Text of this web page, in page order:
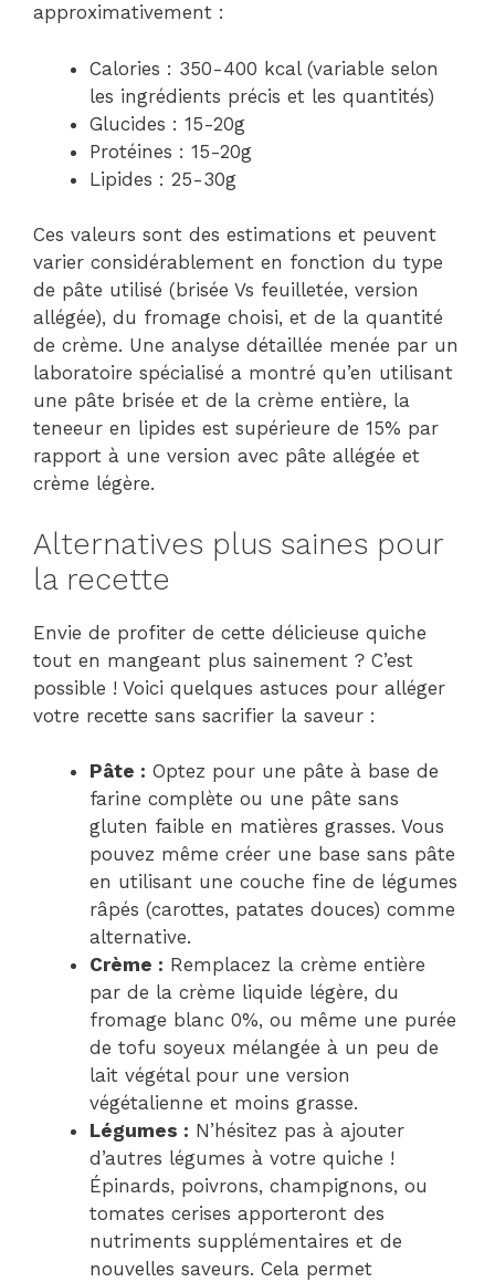
approximativement :
Calories : 350-400 kcal (variable selon
les ingrédients précis et les quantités)
Glucides : 15-20g
Protéines : 15-20g
Lipides : 25-30g
Ces valeurs sont des estimations et peuvent
varier considérablement en fonction du type
de pâte utilisé (brisée Vs feuilletée, version
allégée), du fromage choisi, et de la quantité
de crème. Une analyse détaillée menée par un
laboratoire spécialisé a montré qu’en utilisant
une pâte brisée et de la crème entière, la
teneeur en lipides est supérieure de 15% par
rapport à une version avec pâte allégée et
crème légère.
Alternatives plus saines pour
la recette
Envie de profiter de cette délicieuse quiche
tout en mangeant plus sainement ? C’est
possible ! Voici quelques astuces pour alléger
votre recette sans sacrifier la saveur :
Pâte : Optez pour une pâte à base de
farine complète ou une pâte sans
gluten faible en matières grasses. Vous
pouvez même créer une base sans pâte
en utilisant une couche fine de légumes
râpés (carottes, patates douces) comme
alternative.
Crème : Remplacez la crème entière
par de la crème liquide légère, du
fromage blanc 0%, ou même une purée
de tofu soyeux mélangée à un peu de
lait végétal pour une version
végétalienne et moins grasse.
Légumes : N’hésitez pas à ajouter
d’autres légumes à votre quiche !
Épinards, poivrons, champignons, ou
tomates cerises apporteront des
nutriments supplémentaires et de
nouvelles saveurs. Cela permet